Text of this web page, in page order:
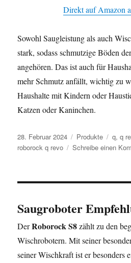
Direkt auf Amazon
Sowohl Saugleistung als auch
stark, sodass schmutzige Böden
angehören. Das ist auch für
mehr Schmutz anfällt, wichtig zu
Haushalte mit Kindern oder
Katzen oder Kaninchen.
Veröffentlicht
am
28. Februar 2024 Kategorien
Produkte q,q
roborock q revo
Schreibe einen
Saugroboter
DerRoborock S8zählt zu den
Wischrobotern. Mit seiner
seiner Wischkraft ist er besonders